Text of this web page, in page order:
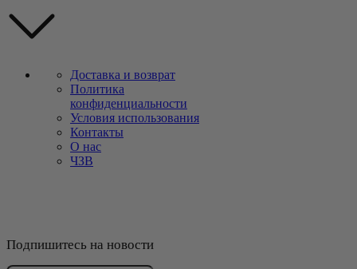
Доставка и возврат
Политика
конфиденциальности
Условия использования
Контакты
О нас
ЧЗВ
Подпишитесь на новости